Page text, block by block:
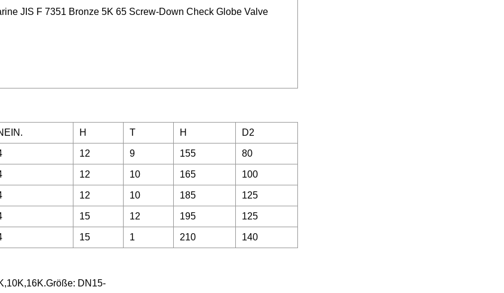
H T H D2
12 9 155 80
12 10 165 100
12 10 185 125
15 12 195 125
15 1 210 140
DN15-